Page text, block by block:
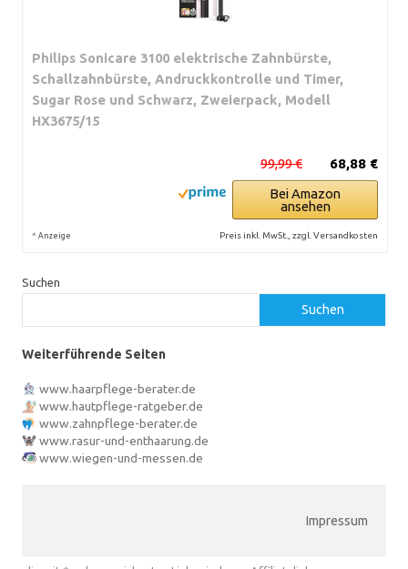
Philips Sonicare 3100 elektrische Zahnbürste,
Schallzahnbürste, Andruckkontrolle und Timer,
Sugar Rose und Schwarz, Zweierpack, Modell
HX3675/15
68,88 €
99,99 €
Bei Amazon
ansehen
* Anzeige Preis inkl. MwSt., zzgl. Versandkosten
Suchen
Suchen
Weiterführende Seiten
www.haarpflege-berater.de
www.hautpflege-ratgeber.de
www.zahnpflege-berater.de
www.rasur-und-enthaarung.de
www.wiegen-und-messen.de
Impressum